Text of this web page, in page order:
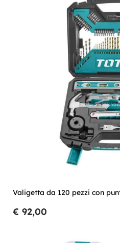
Valigetta da 120 pezzi con
€ 92,00